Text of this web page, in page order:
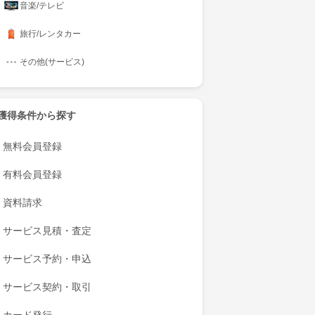
音楽/テレビ
旅行/レンタカー
その他(サービス)
得条件から探す
無料会員登録
有料会員登録
資料請求
サービス見積・査定
サービス予約・申込
サービス契約・取引